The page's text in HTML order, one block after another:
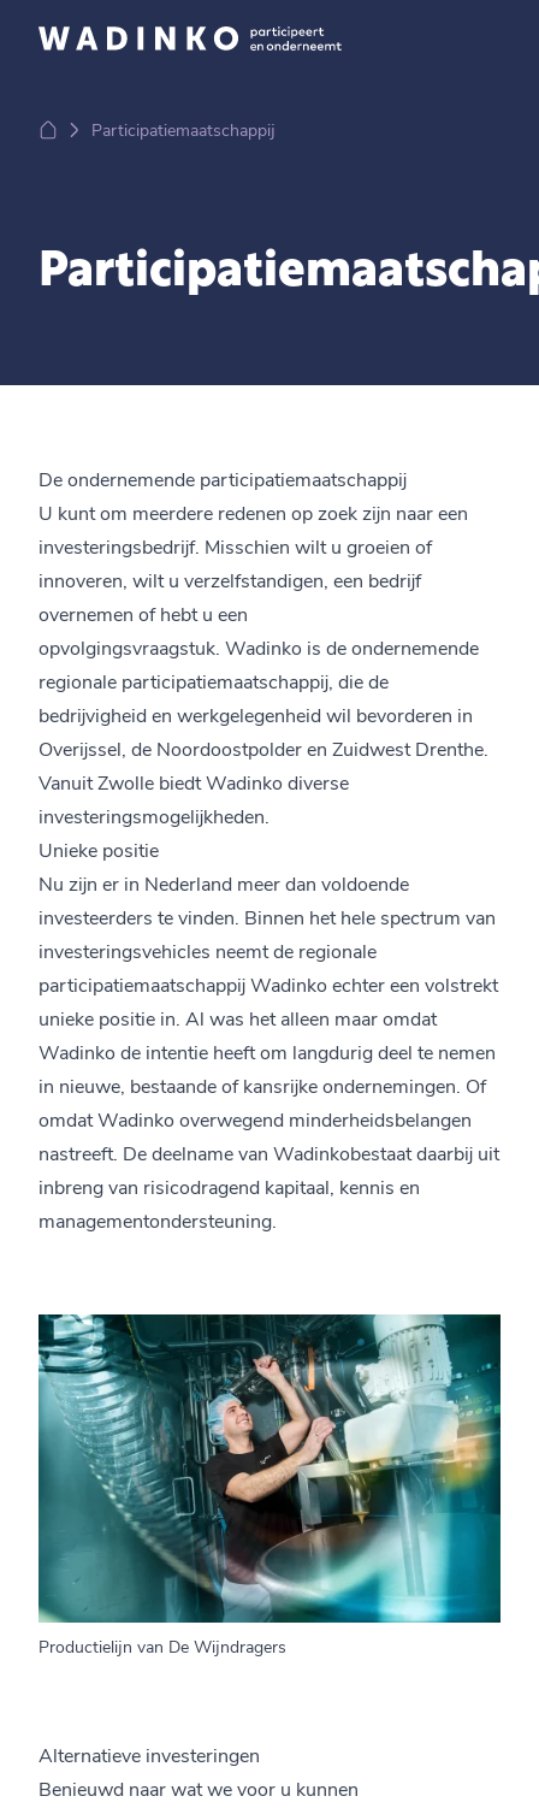
Participatiemaatschappij
De ondernemende participatiemaatschappij
U kunt om meerdere redenen op zoek zijn naar een
investeringsbedrijf. Misschien wilt u groeien of
innoveren, wilt u verzelfstandigen, een bedrijf
overnemen of hebt u een
opvolgingsvraagstuk. Wadinko is de ondernemende
regionale participatiemaatschappij, die de
bedrijvigheid en werkgelegenheid wil bevorderen in
Overijssel, de Noordoostpolder en Zuidwest Drenthe.
Vanuit Zwolle biedt Wadinko diverse
investeringsmogelijkheden.
Unieke positie
Nu zijn er in Nederland meer dan voldoende
investeerders te vinden. Binnen het hele spectrum van
investeringsvehicles neemt de regionale
participatiemaatschappij Wadinko echter een volstrekt
unieke positie in. Al was het alleen maar omdat
Wadinko de intentie heeft om langdurig deel te nemen
in nieuwe, bestaande of kansrijke ondernemingen. Of
omdat Wadinko overwegend minderheidsbelangen
nastreeft. De deelname van Wadinkobestaat daarbij uit
inbreng van risicodragend kapitaal, kennis en
managementondersteuning.
Productielijn van De Wijndragers
Alternatieve investeringen
Benieuwd naar wat we voor u kunnen